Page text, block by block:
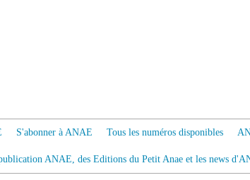
S'abonner à ANAE Tous les numéros disponibles
ANAE, des Editions du Petit Anae et les news